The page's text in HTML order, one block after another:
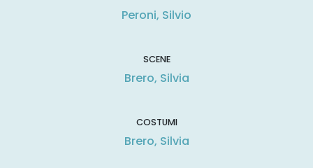
Peroni, Silvio
SCENE
Brero, Silvia
COSTUMI
Brero, Silvia